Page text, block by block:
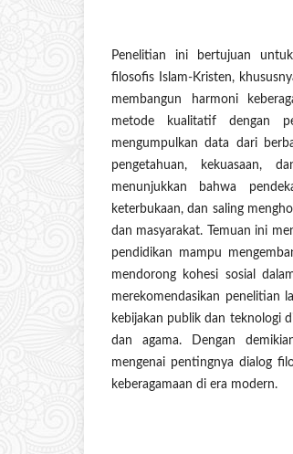
Penelitian ini bertujuan
filosofis Islam-Kristen,
membangun harmoni
metode kualitatif dengan
mengumpulkan data dari
pengetahuan, kekuasaan,
menunjukkan bahwa
keterbukaan, dan saling
dan masyarakat. Temuan ini
pendidikan mampu
mendorong kohesi sosial
merekomendasikan penelitian
kebijakan publik dan teknologi
dan agama. Dengan
mengenai pentingnya dialog
keberagamaan di era modern.